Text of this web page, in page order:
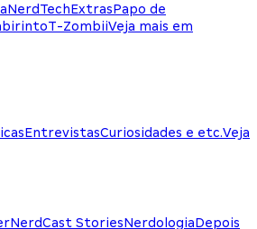
NerdTechExtrasPapo de
T-ZombiiVeja mais em
EntrevistasCuriosidades e etc.Veja
NerdCast StoriesNerdologiaDepois